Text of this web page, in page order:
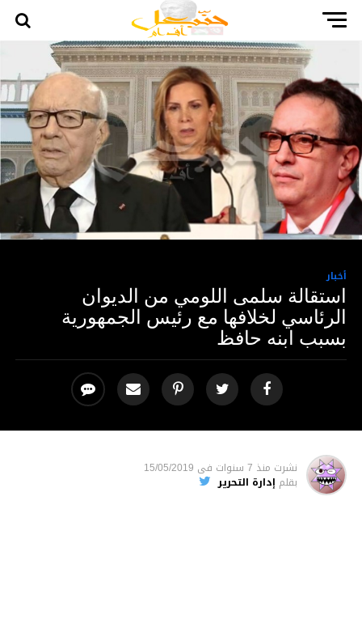
أخبار
استقالة سلمى اللومي من الديوان
الرئاسي لخلافها مع رئيس الجمهورية
بسبب ابنه حافظ
نشرت منذ 7 سنوات فى 15/05/2019
بقلم إدارة التحرير